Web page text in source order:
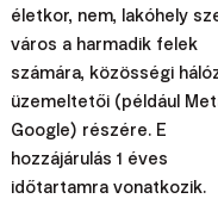
Önhöz. Valakinek, aki
szánta rá magát az
Kombinálja a
használjon ki
egyes meghívásért
nyeri el, 3 évre.
életkor, nem, lakóhely
város a harmadik felek
számára, közösségi
üzemeltetői (például
Google) részére. E
hozzájárulás 1 éves
időtartamra vonatkozik.